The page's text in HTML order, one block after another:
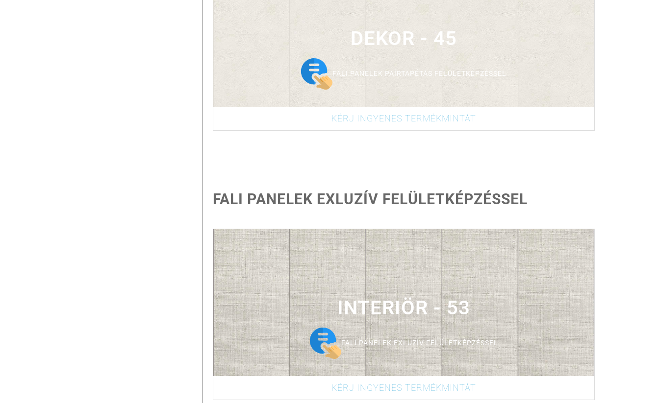
DEKOR - 45
FALI PANELEK PAÍRTAPÉTÁS FELÜLETKÉPZÉSSEL
KÉRJ INGYENES TERMÉKMINTÁT
FALI PANELEK EXLUZÍV FELÜLETKÉPZÉSSEL
INTERIÖR - 53
FALI PANELEK EXLUZÍV FELÜLETKÉPZÉSSEL
KÉRJ INGYENES TERMÉKMINTÁT